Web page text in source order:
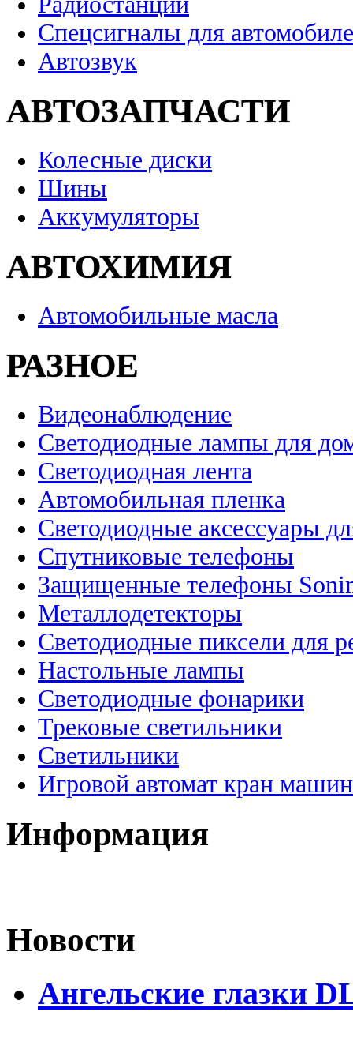
Спецсигналы для
Автозвук
АВТОЗАПЧАСТИ
Колесные диски
Шины
Аккумуляторы
АВТОХИМИЯ
Автомобильные масла
РАЗНОЕ
Видеонаблюдение
Светодиодные лампы для
Светодиодная лента
Автомобильная пленка
Светодиодные аксессуары
Спутниковые телефоны
Защищенные телефоны
Металлодетекторы
Светодиодные пиксели для
Настольные лампы
Светодиодные фонарики
Трековые светильники
Светильники
Игровой автомат кран
Информация
Новости
Ангельские глазки